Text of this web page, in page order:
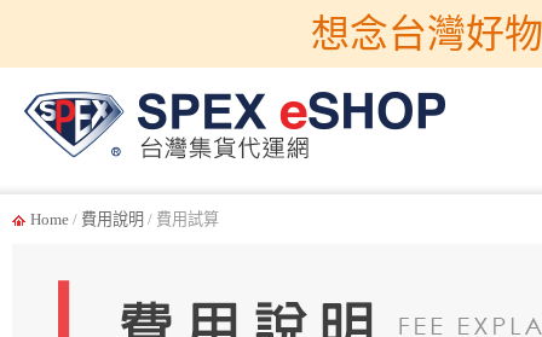
想念台灣好
Home / 費用說明 / 費用試算